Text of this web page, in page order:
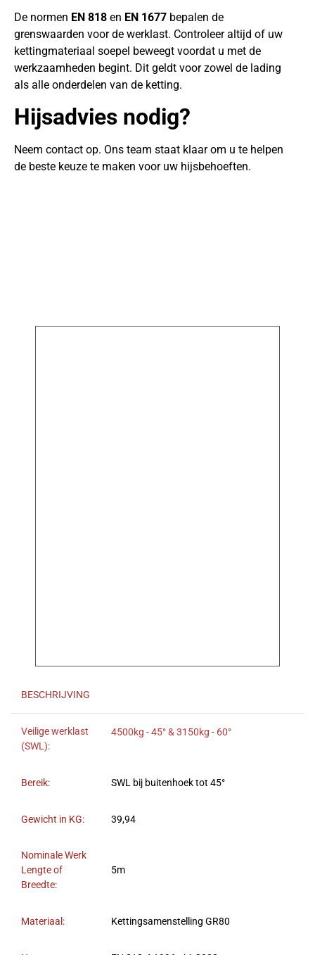
De normen EN 818 en EN 1677 bepalen de
grenswaarden voor de werklast. Controleer altijd of uw
kettingmateriaal soepel beweegt voordat u met de
werkzaamheden begint. Dit geldt voor zowel de lading
als alle onderdelen van de ketting.
Hijsadvies nodig?
Neem contact op. Ons team staat klaar om u te helpen
de beste keuze te maken voor uw hijsbehoeften.
BESCHRIJVING
Veilige werklast
(SWL):
4500kg - 45° & 3150kg - 60°
Bereik: SWL bij buitenhoek tot 45°
Gewicht in KG: 39,94
Nominale Werk
Lengte of
Breedte:
5m
Materiaal: Kettingsamenstelling GR80